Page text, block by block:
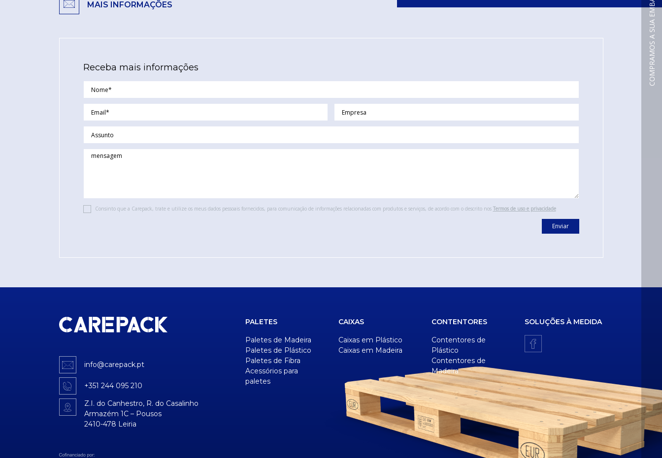
MAIS INFORMAÇÕES
Receba mais informações
Consinto que a Carepack, trate e utilize os meus dados pessoais fornecidos, para comunicação de informações relacionadas com produtos e serviços, de acordo com o descrito nos Termos de uso e privacidade
Enviar
info@carepack.pt
+351 244 095 210
Z.I. do Canhestro, R. do Casalinho
Armazém 1C – Pousos
2410-478 Leiria
PALETES
Paletes de Madeira
Paletes de Plástico
Paletes de Fibra
Acessórios para
paletes
CAIXAS
Caixas em Plástico
Caixas em Madeira
CONTENTORES
Contentores de
Plástico
Contentores de
Madeira
SOLUÇÕES À MEDIDA